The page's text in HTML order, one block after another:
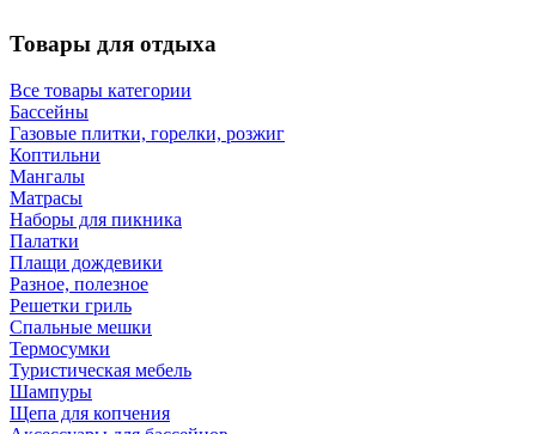
Товары для отдыха
Все товары категории
Бассейны
Газовые плитки, горелки, розжиг
Коптильни
Мангалы
Матрасы
Наборы для пикника
Палатки
Плащи дождевики
Разное, полезное
Решетки гриль
Спальные мешки
Термосумки
Туристическая мебель
Шампуры
Щепа для копчения